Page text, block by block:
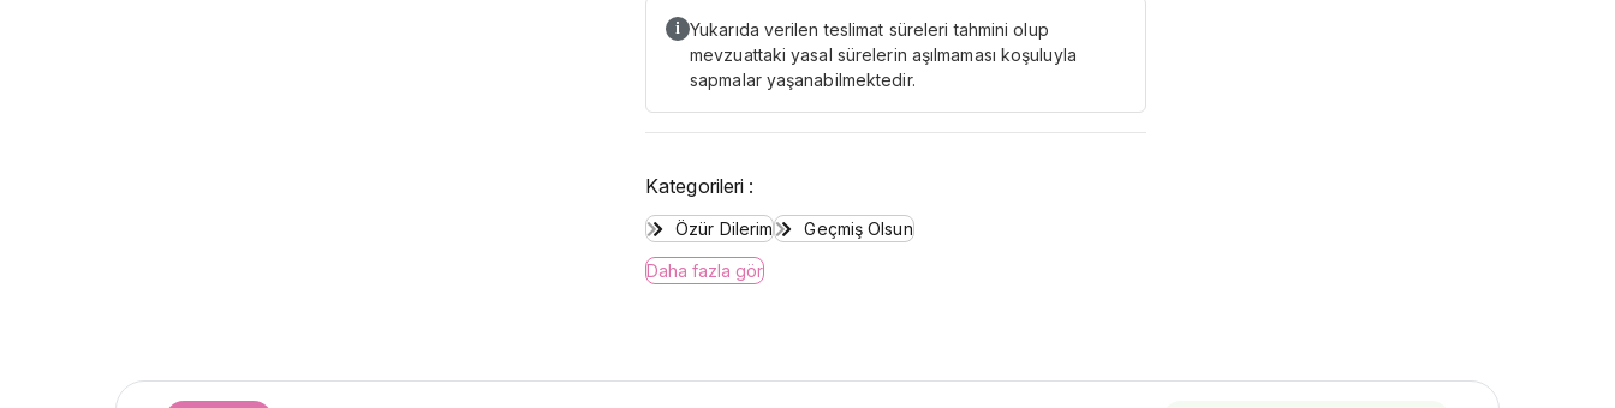
i Yukarıda verilen teslimat süreleri tahmini olup
mevzuattaki yasal sürelerin aşılmaması koşuluyla
sapmalar yaşanabilmektedir.
Kategorileri :
Özür Dilerim Geçmiş Olsun
Daha fazla gör